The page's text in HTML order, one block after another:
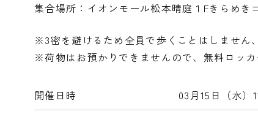
集合場所：イオンモール松本晴庭１Fきらめき
※3密を避けるため全員で歩くことはしません
※荷物はお預かりできませんので、無料ロッ
開催日時 03月15日（水）